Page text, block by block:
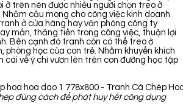
ở trên nên được nhiều người chọn treo ở
Nhằm cầu mong cho công việc kinh doanh
ở cửa hàng hay văn phòng công ty
mắn, thăng tiến trong công việc, thuận lợi
Bên cạnh đó tranh còn có thể treo ở
phòng học của con trẻ. Nhằm khuyến khích
cái về ý chí vươn lên trên con đường học tập
đúng cách để phát huy hết công dụng